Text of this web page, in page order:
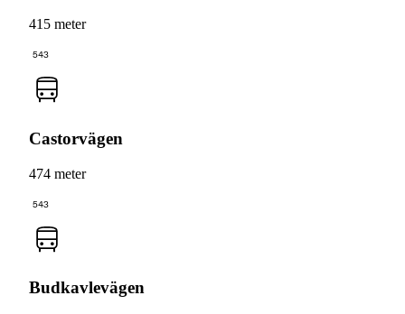
415 meter
543
Castorvägen
474 meter
543
Budkavlevägen